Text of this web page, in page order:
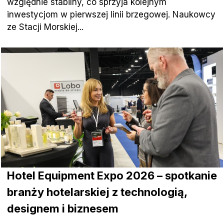
względnie stabilny, co sprzyja kolejnym
inwestycjom w pierwszej linii brzegowej. Naukowcy
ze Stacji Morskiej...
Hotel Equipment Expo 2026 – spotkanie
branży hotelarskiej z technologią,
designem i biznesem